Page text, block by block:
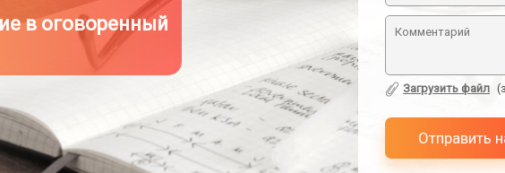
в оговоренный
Загрузить файл
Отправить